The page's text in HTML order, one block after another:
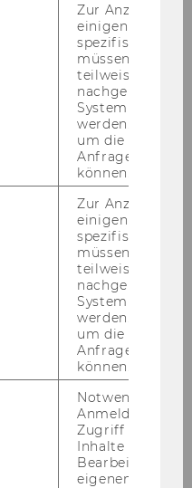
Zur Anzeige von
einigen WU-
spezifischen
müssen
teilweise von
nachgelagerten
System
werden.
um die Antwort
Anfrage
können.
Zur Anzeige von
einigen WU-
spezifischen
müssen
teilweise von
nachgelagerten
System
werden.
um die Antwort
Anfrage
können.
Notwendig für
Anmeldung und
Zugriff auf
Inhalte oder zur
Bearbeitung des
eigenen Profils.